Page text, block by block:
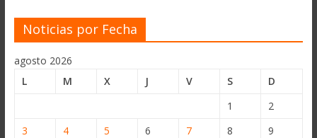
Noticias por Fecha
agosto 2026
L
M X J V S
D
1
2
3
4 5 6 7 8
9